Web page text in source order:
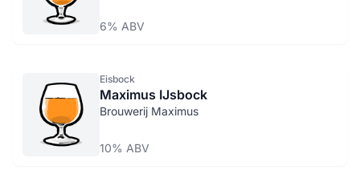
6% ABV
Eisbock
Maximus IJsbock
Brouwerij Maximus
10% ABV